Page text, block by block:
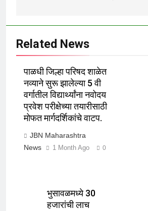
Related News
पाळधी जिल्हा परिषद शाळेत
नव्याने सुरू झालेल्या 5 वी
वर्गातील विद्यार्थ्यांना नवोदय
प्रवेश परीक्षेच्या तयारीसाठी
मोफत मार्गदर्शिकांचे वाटप.
JBN Maharashtra
News
1 Month Ago 0
भुसावळमध्ये 30
हजारांची लाच